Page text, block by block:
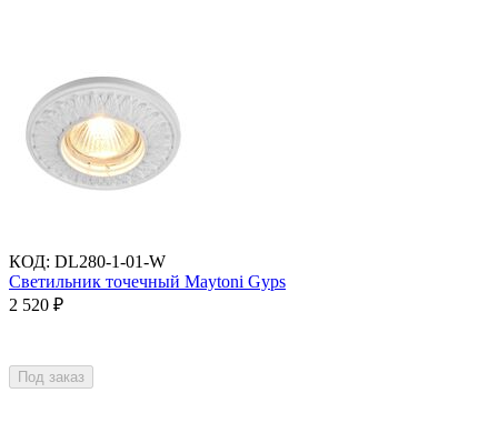
КОД: DL280-1-01-W
Светильник точечный Maytoni Gyps
2 520 ₽
Под заказ